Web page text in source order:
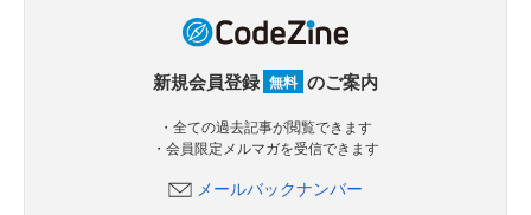
新規会員登録 無料 のご案内
・全ての過去記事が閲覧できます
・会員限定メルマガを受信できます
メールバックナンバー